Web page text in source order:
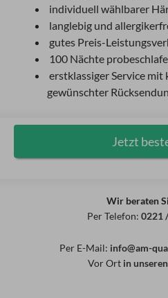
individuell wählbarer
langlebig und
gutes Preis-
100 Nächte
erstklassiger Service
gewünschter
Jetzt
Wir beraten
Per Telefon: 0221
Per E-Mail: info@am-
Vor Ort in